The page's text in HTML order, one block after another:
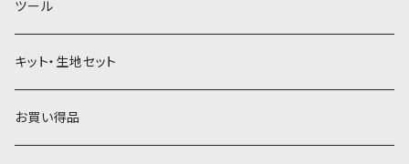
黄色・クリーム系
ベージュ・ブラウン系
黄色・クリーム系
ベージュ・ブラウン系
ツール
キット・生地セット
お買い得品